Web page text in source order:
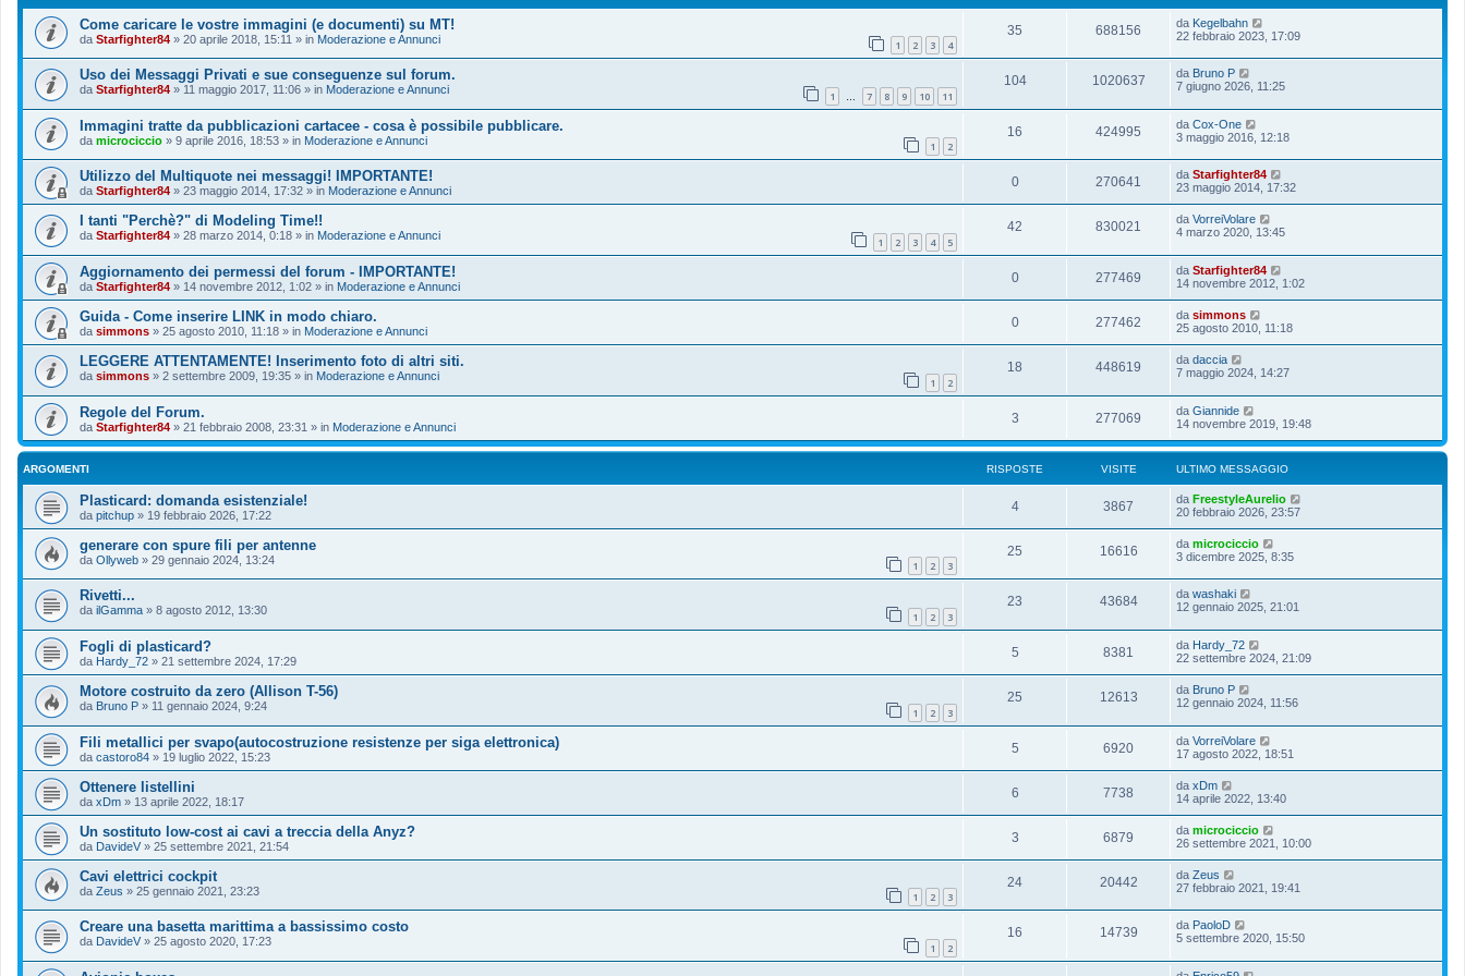
Come caricare le vostre immagini (e documenti) su MT!
da Starfighter84 » 20 aprile 2018, 15:11 » in Moderazione e Annunci 1 2 3 4
35 688156 da Kegelbahn
22 febbraio 2023, 17:09
Uso dei Messaggi Privati e sue conseguenze sul forum.
da Starfighter84 » 11 maggio 2017, 11:06 » in Moderazione e Annunci 1 … 7 8 9 10 11
104 1020637 da Bruno P
7 giugno 2026, 11:25
Immagini tratte da pubblicazioni cartacee - cosa è possibile pubblicare.
da microciccio » 9 aprile 2016, 18:53 » in Moderazione e Annunci 1 2
16 424995 da Cox-One
3 maggio 2016, 12:18
Utilizzo del Multiquote nei messaggi! IMPORTANTE!
da Starfighter84 » 23 maggio 2014, 17:32 » in Moderazione e Annunci
0 270641 da Starfighter84
23 maggio 2014, 17:32
I tanti "Perchè?" di Modeling Time!!
da Starfighter84 » 28 marzo 2014, 0:18 » in Moderazione e Annunci 1 2 3 4 5
42 830021 da VorreiVolare
4 marzo 2020, 13:45
Aggiornamento dei permessi del forum - IMPORTANTE!
da Starfighter84 » 14 novembre 2012, 1:02 » in Moderazione e Annunci
0 277469 da Starfighter84
14 novembre 2012, 1:02
Guida - Come inserire LINK in modo chiaro.
da simmons » 25 agosto 2010, 11:18 » in Moderazione e Annunci
0 277462 da simmons
25 agosto 2010, 11:18
LEGGERE ATTENTAMENTE! Inserimento foto di altri siti.
da simmons » 2 settembre 2009, 19:35 » in Moderazione e Annunci 1 2
18 448619 da daccia
7 maggio 2024, 14:27
Regole del Forum.
da Starfighter84 » 21 febbraio 2008, 23:31 » in Moderazione e Annunci
3 277069 da Giannide
14 novembre 2019, 19:48
ARGOMENTI RISPOSTE VISITE ULTIMO MESSAGGIO
Plasticard: domanda esistenziale!
da pitchup » 19 febbraio 2026, 17:22
4 3867 da FreestyleAurelio
20 febbraio 2026, 23:57
generare con spure fili per antenne
da Ollyweb » 29 gennaio 2024, 13:24 1 2 3
25 16616 da microciccio
3 dicembre 2025, 8:35
Rivetti...
da ilGamma » 8 agosto 2012, 13:30 1 2 3
23 43684 da washaki
12 gennaio 2025, 21:01
Fogli di plasticard?
da Hardy_72 » 21 settembre 2024, 17:29
5 8381 da Hardy_72
22 settembre 2024, 21:09
Motore costruito da zero (Allison T-56)
da Bruno P » 11 gennaio 2024, 9:24 1 2 3
25 12613 da Bruno P
12 gennaio 2024, 11:56
Fili metallici per svapo(autocostruzione resistenze per siga elettronica)
da castoro84 » 19 luglio 2022, 15:23
5 6920 da VorreiVolare
17 agosto 2022, 18:51
Ottenere listellini
da xDm » 13 aprile 2022, 18:17
6 7738 da xDm
14 aprile 2022, 13:40
Un sostituto low-cost ai cavi a treccia della Anyz?
da DavideV » 25 settembre 2021, 21:54
3 6879 da microciccio
26 settembre 2021, 10:00
Cavi elettrici cockpit
da Zeus » 25 gennaio 2021, 23:23 1 2 3
24 20442 da Zeus
27 febbraio 2021, 19:41
Creare una basetta marittima a bassissimo costo
da DavideV » 25 agosto 2020, 17:23 1 2
16 14739 da PaoloD
5 settembre 2020, 15:50